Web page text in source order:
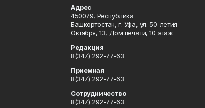
Адрес
450079, Республика
Башкортостан, г. Уфа, ул. 50-летия
Октября, 13, Дом печати, 10 этаж
Редакция
8(347) 292-77-63
Приемная
8(347) 292-77-63
Сотрудничество
8(347) 292-77-63